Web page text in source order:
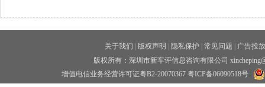
关于我们 版权声明 隐私保护 常见问题
广告投放
版权所有：深圳市新车评信息咨询有限公司
增值电信业务经营许可证粤B2-20070367 粤ICP备06090518号